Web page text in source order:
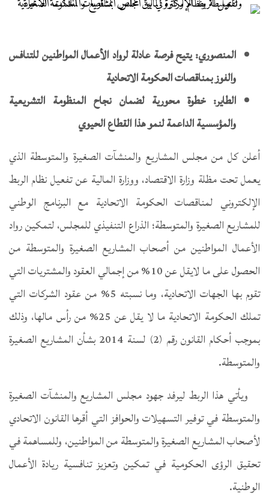
المنصوري: يتيح فرصة عادلة لرواد الأعمال المواطنين للتنافس
والفوز بمناقصات الحكومة الاتحادية
الطاير: خطوة محورية لضمان نجاح المنظومة التشريعية
والمؤسسية الداعمة لنمو هذا القطاع الحيوي
أعلن كل من مجلس المشاريع والمنشآت الصغيرة والمتوسطة الذي
يعمل تحت مظلة وزارة الاقتصاد، ووزارة المالية عن تفعيل نظام الربط
الإلكتروني لمناقصات الحكومة الاتحادية مع البرنامج الوطني
للمشاريع الصغيرة والمتوسطة؛ الذراع التنفيذي للمجلس، لتمكين رواد
الأعمال المواطنين من أصحاب المشاريع الصغيرة والمتوسطة من
الحصول على ما لايقل عن 10% من إجمالي العقود والمشتريات التي
تقوم بها الجهات الاتحادية، وما نسبته 5% من عقود الشركات التي
تملك الحكومة الاتحادية ما لا يقل عن 25% من رأس مالها، وذلك
بموجب أحكام القانون رقم (2) لسنة 2014 بشأن المشاريع الصغيرة
والمتوسطة.
ويأتي هذا الربط ليرفد جهود مجلس المشاريع والمنشآت الصغيرة
والمتوسطة في توفير التسهيلات والحوافز التي أقرها القانون الاتحادي
لأصحاب المشاريع الصغيرة والمتوسطة من المواطنين، وللمساهمة في
تحقيق الرؤى الحكومية في تمكين وتعزيز تنافسية ريادة الأعمال
الوطنية.